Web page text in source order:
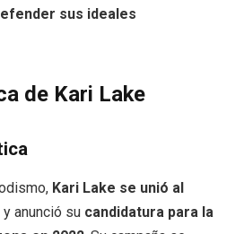
sus ideales
de Kari Lake
Kari Lake se unió al
y anunció su candidatura para la